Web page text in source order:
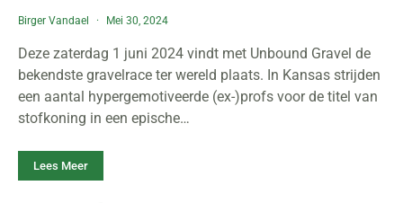
Birger Vandael Mei 30, 2024
Deze zaterdag 1 juni 2024 vindt met Unbound Gravel de
bekendste gravelrace ter wereld plaats. In Kansas strijden
een aantal hypergemotiveerde (ex-)profs voor de titel van
stofkoning in een epische…
Lees Meer